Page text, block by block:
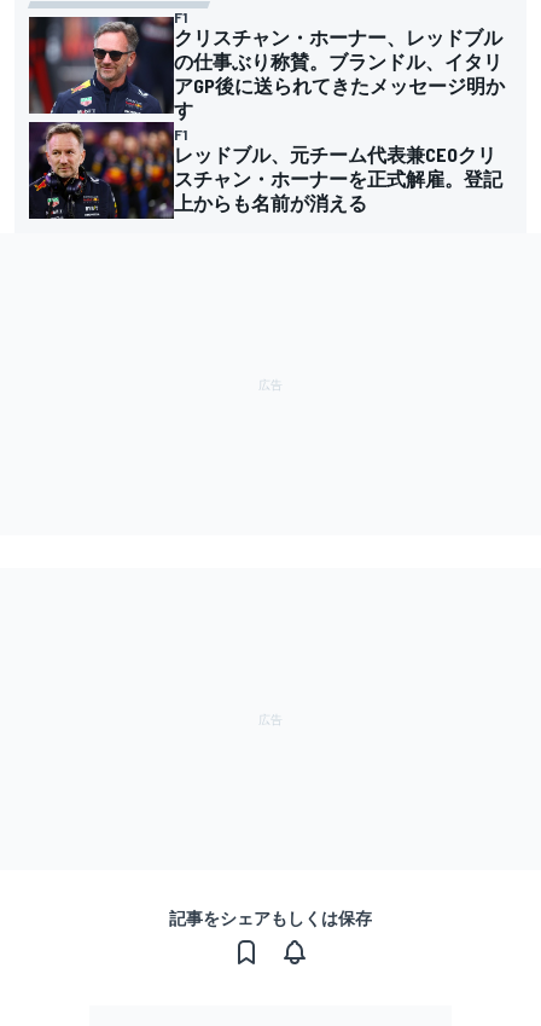
F1
クリスチャン・ホーナー、レッドブル
の仕事ぶり称賛。ブランドル、イタリ
アGP後に送られてきたメッセージ明か
す
F1
レッドブル、元チーム代表兼CEOクリ
スチャン・ホーナーを正式解雇。登記
上からも名前が消える
記事をシェアもしくは保存